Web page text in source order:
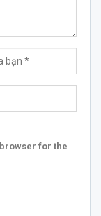
for the